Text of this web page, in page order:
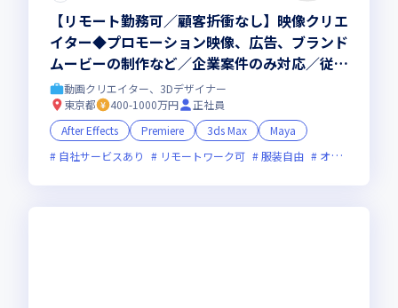
【リモート勤務可／顧客折衝なし】映像クリエ
イター◆プロモーション映像、広告、ブランド
ムービーの制作など／企業案件のみ対応／従業
員数1,300名以上のBtoB SaaS企業
動画クリエイター、3Dデザイナー
東京都
400-1000万円
正社員
After Effects
Premiere 3ds Max
Maya
自社サービスあり
リモートワーク可 服装自由 オンライン選考可